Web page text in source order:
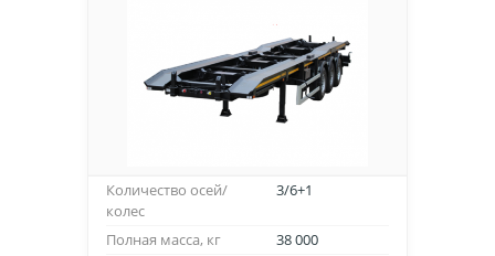
Количество осей/
колес
3/6+1
Полная масса, кг
38 000